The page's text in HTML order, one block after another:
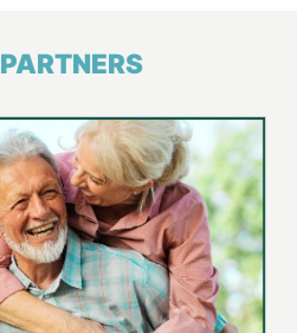
PARTNERS